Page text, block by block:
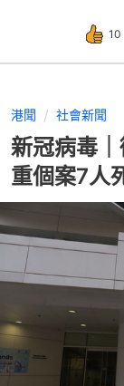
10
港聞 社會新聞
新冠病毒
重個案7人